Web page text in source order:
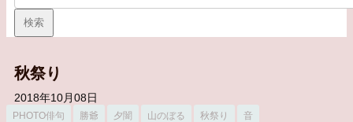
秋祭り
2018年10月08日
PHOTO俳句 勝爺 夕闇 山のぼる 秋祭り 音